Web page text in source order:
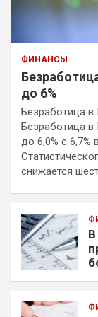
ФИНАНСЫ
до 6%
Безработица в
Безработица в
до 6,0% с 6,7%
снижается
В